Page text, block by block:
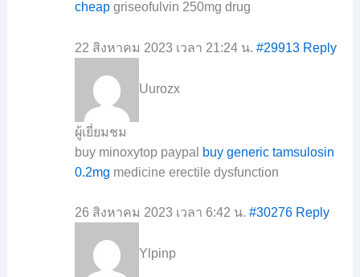
cheapgriseofulvin 250mg drug
22 สิงหาคม 2023 เวลา 21:24 น. #29913 Reply
Uurozx
ผู้เยี่ยมชม
buy minoxytop paypal
buy generic tamsulosin
0.2mg medicine erectile dysfunction
26 สิงหาคม 2023 เวลา 6:42 น. #30276 Reply
Ylpinp